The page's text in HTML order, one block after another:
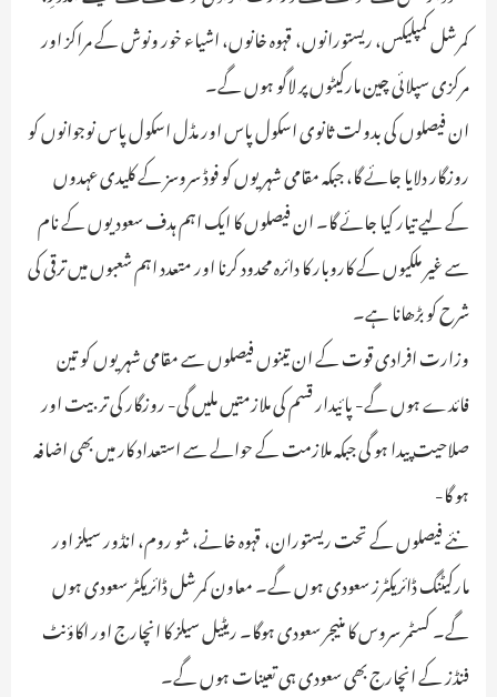
کمرشل کمپلیکس، ریستورانوں، قہوہ خانوں، اشیاء خور ونوش کے مراکز اور
مرکزی سپلائی چین مارکیٹوں پر لاگو ہوں گے۔
ان فیصلوں کی بدولت ثانوی اسکول پاس اور مڈل اسکول پاس نوجوانوں کو
روزگار دلایا جائے گا، جبکہ مقامی شہریوں کو فوڈ سروسز کے کلیدی عہدوں
کے لیے تیار کیا جائے گا۔ ان فیصلوں کا ایک اہم ہدف سعودیوں کے نام
سے غیر ملکیوں کے کاروبار کا دائرہ محدود کرنا اور متعدد اہم شعبوں میں ترقی کی
شرح کو بڑھانا ہے۔
وزارت افرادی قوت کے ان تینوں فیصلوں سے مقامی شہریوں کو تین
فائدے ہوں گے- پائیدار قسم کی ملازمتیں ملیں گی- روزگار کی تربیت اور
صلاحیت پیدا ہو گی جبکہ ملازمت کے حوالے سے استعداد کار میں بھی اضافہ
ہو گا-
نئے فیصلوں کے تحت ریستوران، قہوہ خانے، شو روم، انڈور سیلز اور
مارکیٹنگ ڈائریکٹرز سعودی ہوں گے۔ معاون کمرشل ڈائریکٹر سعودی ہوں
گے۔ کسٹمر سروس کا منیجر سعودی ہوگا۔ ریٹیل سیلز کا انچارج اور اکاؤنٹ
فنڈز کے انچارج بھی سعودی ہی تعینات ہوں گے۔